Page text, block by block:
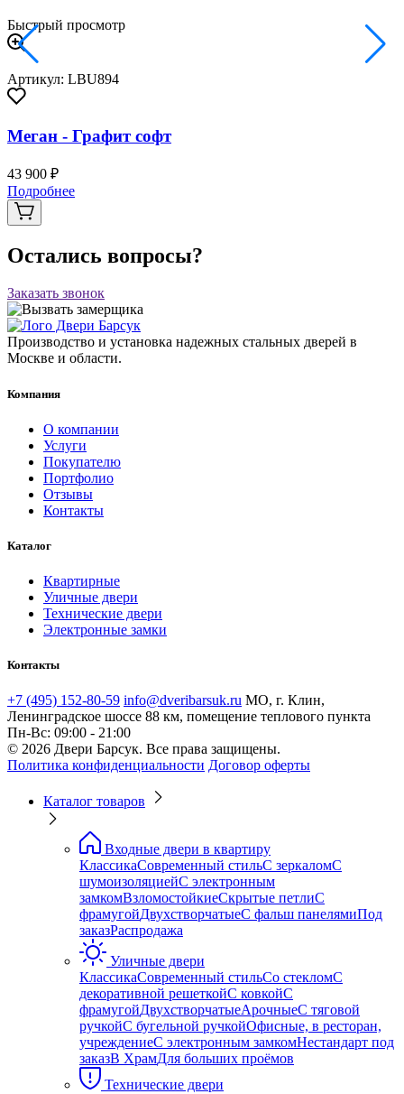
Быстрый просмотр
Артикул: LBU894
Меган - Графит софт
43 900 ₽
Подробнее
Остались вопросы?
Заказать звонок
Производство и установка надежных стальных дверей в
Москве и области.
Компания
О компании
Услуги
Покупателю
Портфолио
Отзывы
Контакты
Каталог
Квартирные
Уличные двери
Технические двери
Электронные замки
Контакты
+7 (495) 152-80-59 info@dveribarsuk.ru МО, г. Клин,
Ленинградское шоссе 88 км, помещение теплового пункта
Пн-Вс: 09:00 - 21:00
© 2026 Двери Барсук. Все права защищены.
Политика конфиденциальности Договор оферты
Каталог товаров
Входные двери в квартиру
КлассикаСовременный стильС зеркаломС
шумоизоляциейС электронным
замкомВзломостойкиеСкрытые петлиС
фрамугойДвухстворчатыеС фальш панелямиПод
заказРаспродажа
Уличные двери
КлассикаСовременный стильСо стекломС
декоративной решеткойС ковкойС
фрамугойДвухстворчатыеАрочныеС тяговой
ручкойС бугельной ручкойОфисные, в ресторан,
учреждениеС электронным замкомНестандарт под
заказВ ХрамДля больших проёмов
Технические двери